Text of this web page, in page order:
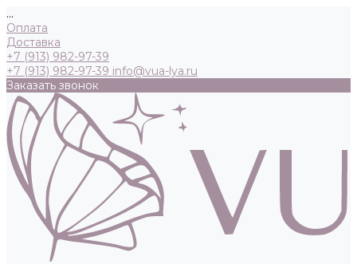
...
Оплата
Доставка
+7 (913) 982-97-39
+7 (913) 982-97-39 info@vua-lya.ru
Заказать звонок